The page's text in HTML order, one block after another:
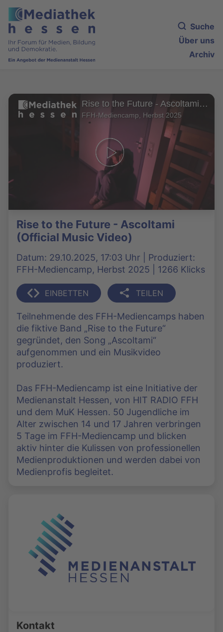
Suche
Über uns
Archiv
Rise to the Future - Ascoltami (Official Music Video)
FFH-Mediencamp, Herbst 2025
Rise to the Future - Ascoltami
(Official Music Video)
Datum: 29.10.2025, 17:03 Uhr | Produziert:
FFH-Mediencamp, Herbst 2025 | 1266 Klicks
EINBETTEN TEILEN
Teilnehmende des FFH-Mediencamps haben
die fiktive Band „Rise to the Future“
gegründet, den Song „Ascoltami“
aufgenommen und ein Musikvideo
produziert.
Das FFH-Mediencamp ist eine Initiative der
Medienanstalt Hessen, von HIT RADIO FFH
und dem MuK Hessen. 50 Jugendliche im
Alter zwischen 14 und 17 Jahren verbringen
5 Tage im FFH-Mediencamp und blicken
aktiv hinter die Kulissen von professionellen
Medienproduktionen und werden dabei von
Medienprofis begleitet.
Kontakt